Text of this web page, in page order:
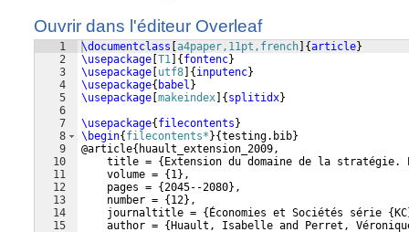
Ouvrir dans l'éditeur Overleaf
1
2
3
4
5
6
7
8
9
10
11
12
13
14
15
\documentclass a4paper,11pt,french {article}
\usepackage T1 { fontenc}
\usepackage utf8 { inputenc}
\usepackage{ babel }
\usepackage makeindex { splitidx}
\usepackage{ filecontents }
\begin{ filecontents* }{testing.bib}
@article{ huault_extension_2009,
    title =
{ Extension du domaine de la stratégie.
    volume =
{ 1} ,
    pages =
{2045--2080} ,
    number =
{ 12} ,
    journaltitle =
{ Économies et Sociétés série { KC
    author =
{ Huault, Isabelle and Perret,